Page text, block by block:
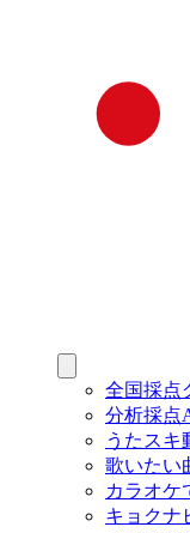
全国採点
分析採点
うたスキ
歌いたい
カラオケ
キョクナ